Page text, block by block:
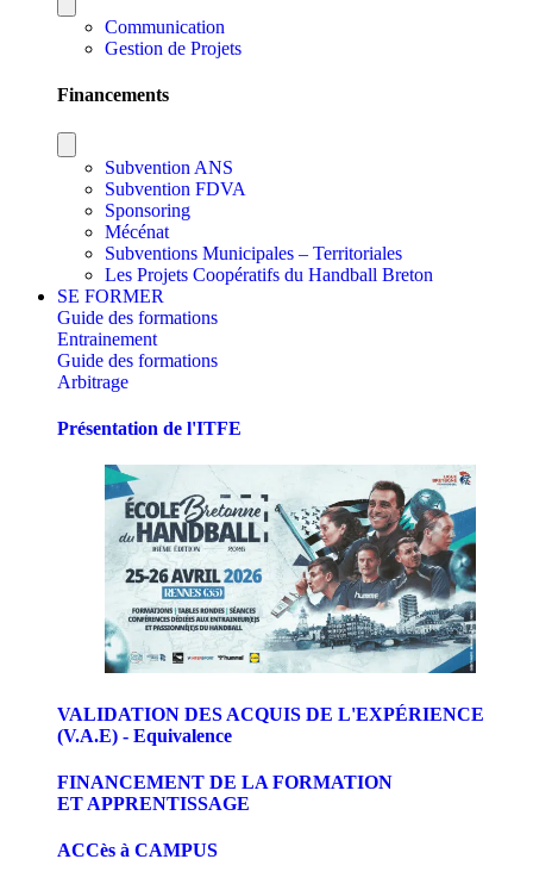
Communication
Gestion de Projets
Financements
Subvention ANS
Subvention FDVA
Sponsoring
Mécénat
Subventions Municipales – Territoriales
Les Projets Coopératifs du Handball Breton
SE FORMER
Guide des formations
Entrainement
Guide des formations
Arbitrage
Présentation de l'ITFE
VALIDATION DES ACQUIS DE L'EXPÉRIENCE
(V.A.E) - Equivalence
FINANCEMENT DE LA FORMATION
ET APPRENTISSAGE
ACCès à CAMPUS